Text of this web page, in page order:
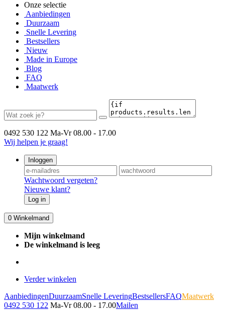
Onze selectie
Aanbiedingen
Duurzaam
Snelle Levering
Bestsellers
Nieuw
Made in Europe
Blog
FAQ
Maatwerk
0492 530 122 Ma-Vr 08.00 - 17.00
Wij helpen je graag!
Inloggen
Wachtwoord vergeten?
Nieuwe klant?
Log in
0 Winkelmand
Mijn winkelmand
De winkelmand is leeg
Verder winkelen
AanbiedingenDuurzaamSnelle LeveringBestsellersFAQMaatwerk
0492 530 122 Ma-Vr 08.00 - 17.00Mailen